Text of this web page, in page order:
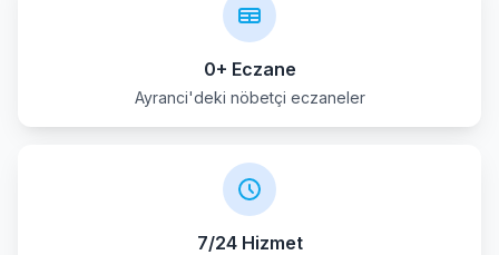
0+ Eczane
Ayranci'deki nöbetçi eczaneler
7/24 Hizmet